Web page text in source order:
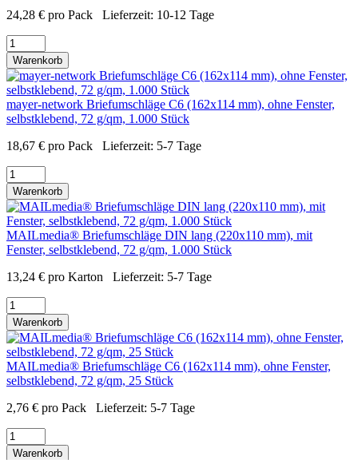
24,28 € pro Pack Lieferzeit: 10-12 Tage
Warenkorb
mayer-network Briefumschläge C6 (162x114 mm), ohne Fenster,
selbstklebend, 72 g/qm, 1.000 Stück
18,67 € pro Pack Lieferzeit: 5-7 Tage
Warenkorb
MAILmedia® Briefumschläge DIN lang (220x110 mm), mit
Fenster, selbstklebend, 72 g/qm, 1.000 Stück
13,24 € pro Karton Lieferzeit: 5-7 Tage
Warenkorb
MAILmedia® Briefumschläge C6 (162x114 mm), ohne Fenster,
selbstklebend, 72 g/qm, 25 Stück
2,76 € pro Pack Lieferzeit: 5-7 Tage
Warenkorb